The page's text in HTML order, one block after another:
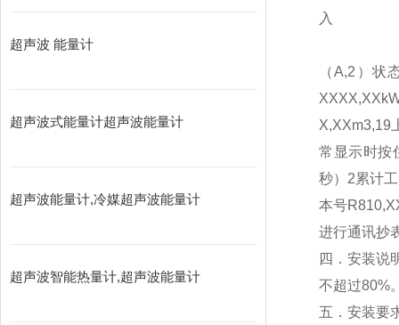
超声波 能量计
超声波式能量计超声波能量计
超声波能量计,冷媒超声波能量计
超声波智能热量计,超声波能量计
入
（A,2）状
X,XXm3,19
常显示时按
秒）2累计
本号
进行通讯抄
四．安装说
不超过80%
五．安装要